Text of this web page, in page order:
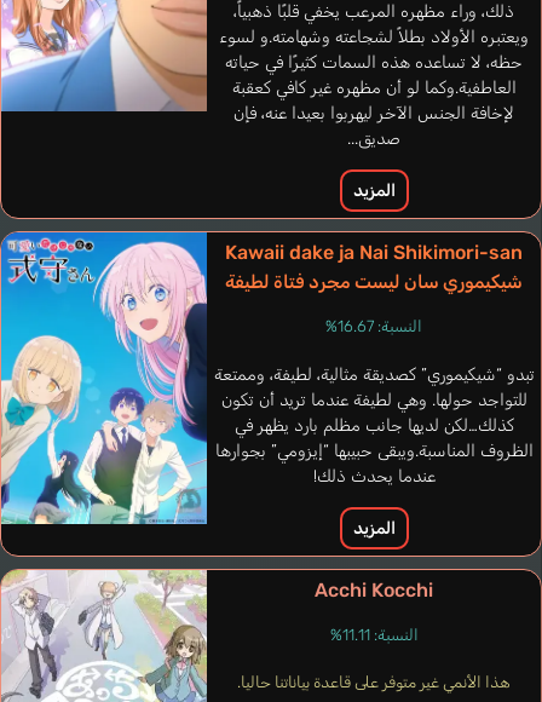
ذلك، وراء مظهره المرعب يخفي قلبًا ذهبياً،
ويعتبره الأولاد بطلاً لشجاعته وشهامته.و لسوء
حظه، لا تساعده هذه السمات كثيرًا في حياته
العاطفية.وكما لو أن مظهره غير كافي كعقبة
لإخافة الجنس الآخر ليهربوا بعيدا عنه، فإن
صديق...
المزيد
Kawaii dake ja Nai Shikimori-san
شيكيموري سان ليست مجرد فتاة لطيفة
النسبة: 16.67%
تبدو “شيكيموري” كصديقة مثالية، لطيفة، وممتعة
للتواجد حولها. وهي لطيفة عندما تريد أن تكون
كذلك…لكن لديها جانب مظلم بارد يظهر في
الظروف المناسبة.ويبقى حبيبها “إيزومي” بجوارها
عندما يحدث ذلك!
المزيد
Acchi Kocchi
النسبة: 11.11%
هذا الأنمي غير متوفر على قاعدة بياناتنا حاليا.